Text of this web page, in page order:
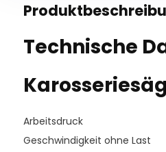
Technische
Arbeitsdruck
Geschwindigkeit ohne Last